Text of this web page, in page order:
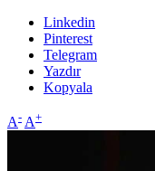
Linkedin
Pinterest
Telegram
Yazdır
Kopyala
A- A+